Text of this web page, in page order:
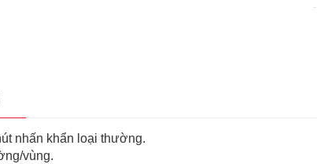
nhấn khẩn loại thường.
vùng.